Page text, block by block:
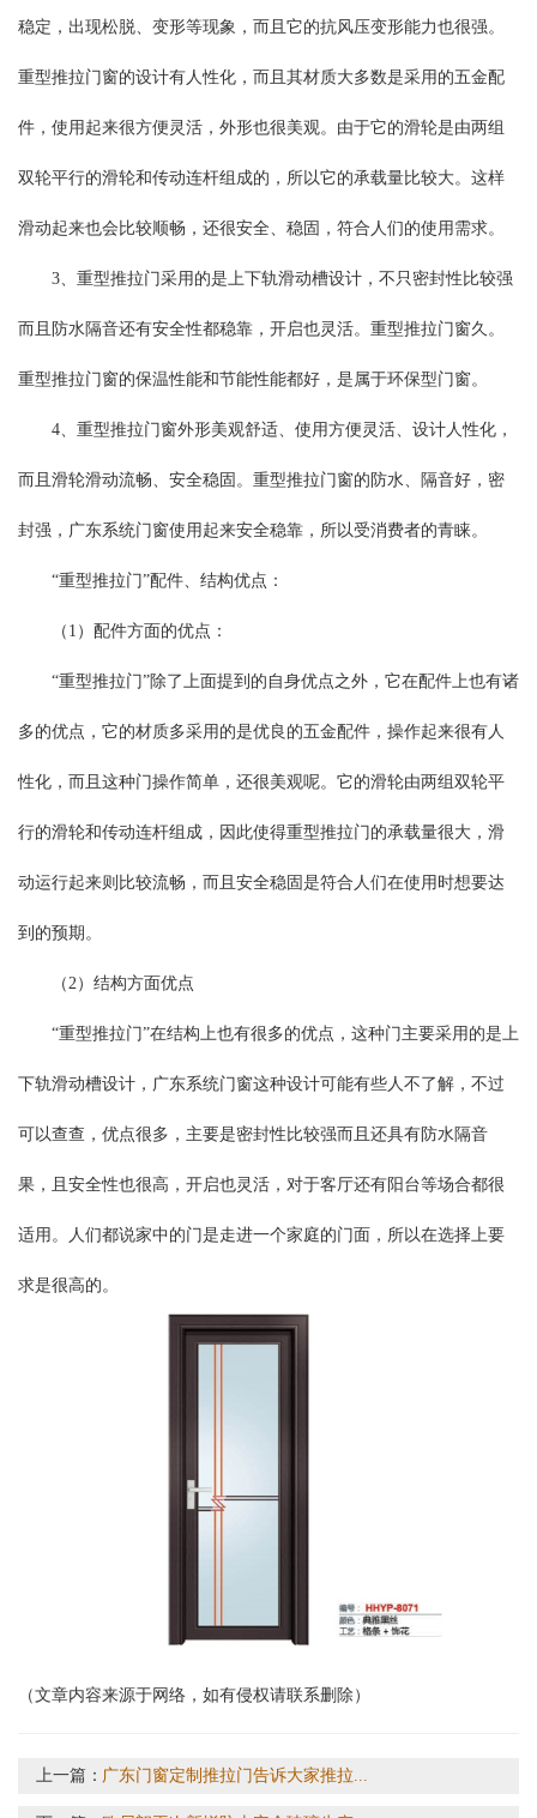
稳定，出现松脱、变形等现象，而且它的抗风压变形能力也很强。
重型推拉门窗的设计有人性化，而且其材质大多数是采用的五金配
件，使用起来很方便灵活，外形也很美观。由于它的滑轮是由两组
双轮平行的滑轮和传动连杆组成的，所以它的承载量比较大。这样
滑动起来也会比较顺畅，还很安全、稳固，符合人们的使用需求。
3、重型推拉门采用的是上下轨滑动槽设计，不只密封性比较强
而且防水隔音还有安全性都稳靠，开启也灵活。重型推拉门窗久。
重型推拉门窗的保温性能和节能性能都好，是属于环保型门窗。
4、重型推拉门窗外形美观舒适、使用方便灵活、设计人性化，
而且滑轮滑动流畅、安全稳固。重型推拉门窗的防水、隔音好，密
封强，广东系统门窗使用起来安全稳靠，所以受消费者的青睐。
“重型推拉门”配件、结构优点：
（1）配件方面的优点：
“重型推拉门”除了上面提到的自身优点之外，它在配件上也有诸
多的优点，它的材质多采用的是优良的五金配件，操作起来很有人
性化，而且这种门操作简单，还很美观呢。它的滑轮由两组双轮平
行的滑轮和传动连杆组成，因此使得重型推拉门的承载量很大，滑
动运行起来则比较流畅，而且安全稳固是符合人们在使用时想要达
到的预期。
（2）结构方面优点
“重型推拉门”在结构上也有很多的优点，这种门主要采用的是上
下轨滑动槽设计， 广东系统门窗这种设计可能有些人不了解，不过
可以查查，优点很多，主要是密封性比较强而且还具有防水隔音
果，且安全性也很高，开启也灵活，对于客厅还有阳台等场合都很
适用。人们都说家中的门是走进一个家庭的门面，所以在选择上要
求是很高的。
（文章内容来源于网络，如有侵权请联系删除）
上一篇： 广东门窗定制推拉门告诉大家推拉...